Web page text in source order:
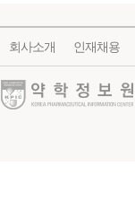
회사소개 인재채용
약학정보원